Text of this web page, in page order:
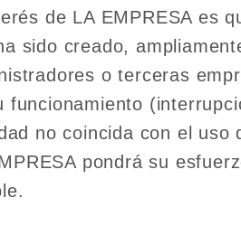
de LA EMPRESA es
sido creado,
o terceras
funcionamiento
no coincida con el uso
pondrá su